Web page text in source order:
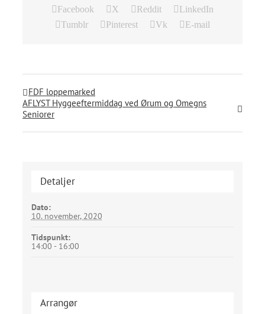
Facebook X Reddit
LinkedIn
Tumblr
Pinterest Vk E-mail
FDF loppemarked
AFLYST Hyggeeftermiddag ved Ørum og Omegns
Seniorer
Detaljer
Dato:
10. november, 2020
Tidspunkt:
14:00 - 16:00
Arrangør